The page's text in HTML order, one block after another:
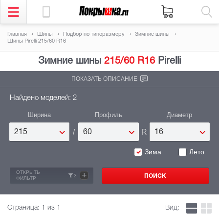
Главная Шины Подбор по типоразмеру
Зимние шины
Шины Pirelli 215/60 R16
Зимние шины 215/60 R16 Pirelli
ПОКАЗАТЬ ОПИСАНИЕ
Найдено моделей: 2
Ширина
215 /
Профиль
60 R
Диаметр
16
Зима Лето
ОТКРЫТЬ
ФИЛЬТР
3 +
Страница: 1 из 1 Вид: